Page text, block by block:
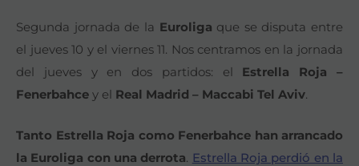
Segunda jornada de la Euroliga que se disputa entre
el jueves 10 y el viernes 11. Nos centramos en la jornada
del jueves y en dos partidos: el Estrella Roja –
Fenerbahce y el Real Madrid – Maccabi Tel Aviv.
Tanto Estrella Roja como Fenerbahce han arrancado
la Euroliga con una derrota. Estrella Roja perdió en la